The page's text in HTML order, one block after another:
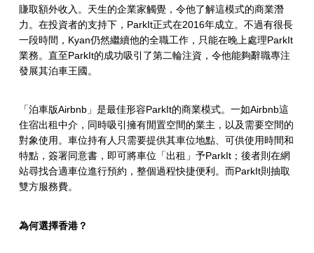
賺取額外收入。天生的企業家觸覺，令他了解這模式的商業潛
力。在投資者的支持下，ParkIt正式在2016年成立。不過有很長
一段時間，Kyan仍然繼續他的全職工作，只能在晚上處理ParkIt
業務。直至ParkIt的成功吸引了第二輪注資，令他能夠辭職專注
發展其泊車王國。
「泊車版Airbnb」是最佳形容ParkIt的商業模式。一如Airbnb這
住宿出租中介，同時吸引擁有閒置空間的業主，以及需要空間的
對象使用。車位持有人只需要提供其車位地點、可供使用時間和
特點，簽署同意書，即可將車位「出租」予ParkIt；後者則在網
站尋找合適車位進行預約，整個過程快捷便利。而ParkIt則抽取
雙方服務費。
為何選擇香港？